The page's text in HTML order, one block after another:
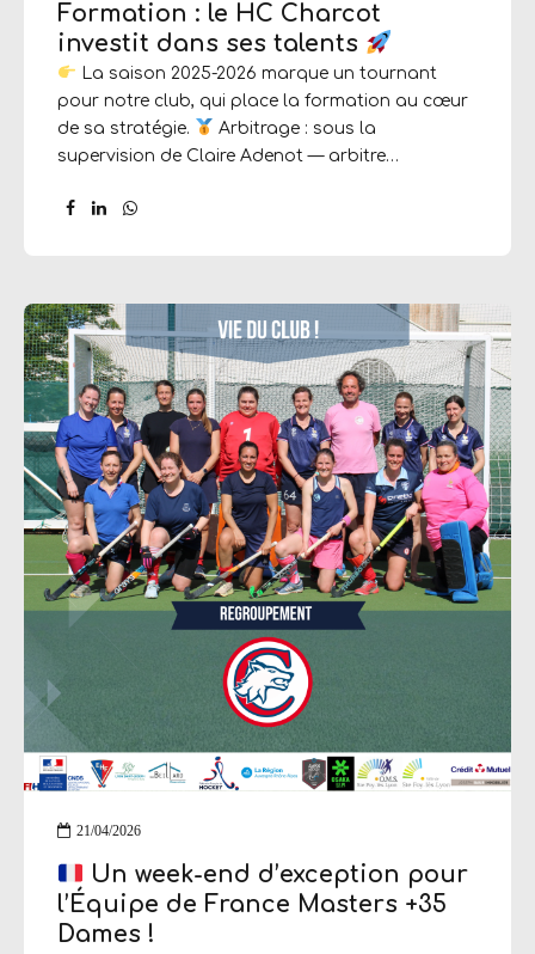
Formation : le HC Charcot
investit dans ses talents
La saison 2025-2026 marque un tournant
pour notre club, qui place la formation au cœur
de sa stratégie.
Arbitrage : sous la
supervision de Claire Adenot — arbitre
Olympiques — 11 nouveaux membres suivent
préparent le DF1 sous la responsabilité de
Guillaume Lebourg, tandis que trois coachs
confirmés progressent vers le DF3, diplôme
dispensé par Arnaud Judic,
CTN, Coordinateur formations fédérales à la
Fédération Française de Hockey.
Au final, ce
sont 11 arbitres formés et 6 coachs...
21/04/2026
Un week-end d’exception pour
l’Équipe de France Masters +35
Dames !